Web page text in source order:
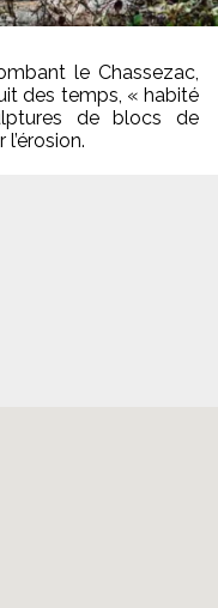
le Chassezac,
des temps, « habité
de blocs de